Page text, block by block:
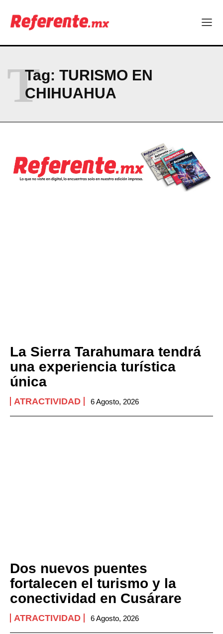
Tag: TURISMO EN
CHIHUAHUA
T
La Sierra Tarahumara tendrá
una experiencia turística
única
ATRACTIVIDAD 6 Agosto, 2026
Dos nuevos puentes
fortalecen el turismo y la
conectividad en Cusárare
ATRACTIVIDAD 6 Agosto, 2026